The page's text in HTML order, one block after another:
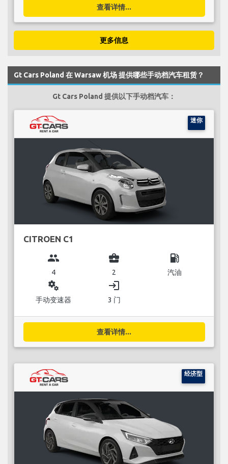
查看详情...
更多信息
Gt Cars Poland 在 Warsaw 机场 提供哪些手动档汽车租赁？
Gt Cars Poland 提供以下手动档汽车：
迷你
CITROEN C1
group
4
business_center
2
local_gas_station
汽油
miscellaneous_services
手动变速器
login
3 门
查看详情...
经济型